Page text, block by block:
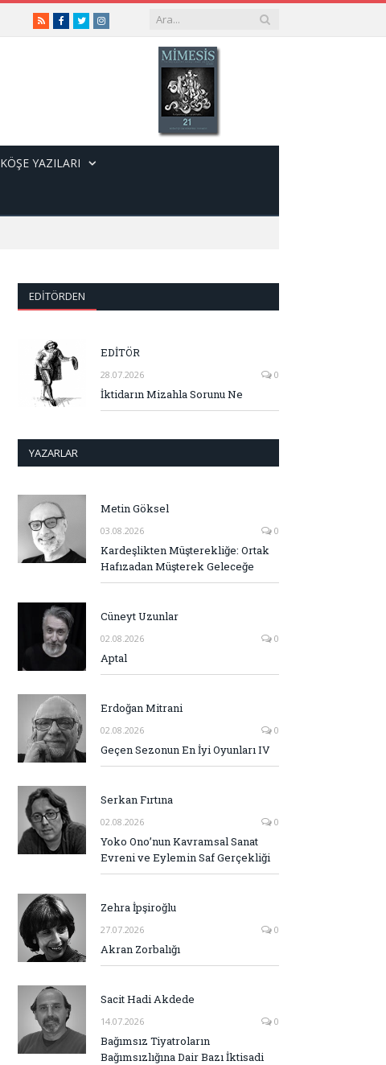
RSSFacebook
TwitterInstagram
KÖŞE YAZILARI
EDITÖRDEN
EDİTÖR
28.07.2026 0
İktidarın Mizahla Sorunu Ne
YAZARLAR
Metin Göksel
03.08.2026 0
Kardeşlikten Müşterekliğe: Ortak
Hafızadan Müşterek Geleceğe
Cüneyt Uzunlar
02.08.2026 0
Aptal
Erdoğan Mitrani
02.08.2026 0
Geçen Sezonun En İyi Oyunları IV
Serkan Fırtına
02.08.2026 0
Yoko Ono’nun Kavramsal Sanat
Evreni ve Eylemin Saf Gerçekliği
Zehra İpşiroğlu
27.07.2026 0
Akran Zorbalığı
Sacit Hadi Akdede
14.07.2026 0
Bağımsız Tiyatroların
Bağımsızlığına Dair Bazı İktisadi